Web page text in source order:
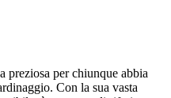
preziosa per chiunque abbia
Con la sua vasta